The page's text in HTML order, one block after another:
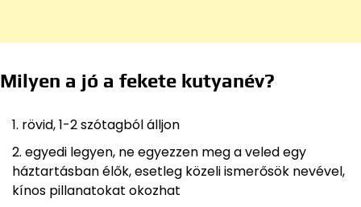
Milyen a jó a fekete kutyanév?
rövid, 1-2 szótagból álljon
egyedi legyen, ne egyezzen meg a veled egy
háztartásban élők, esetleg közeli ismerősök nevével,
kínos pillanatokat okozhat